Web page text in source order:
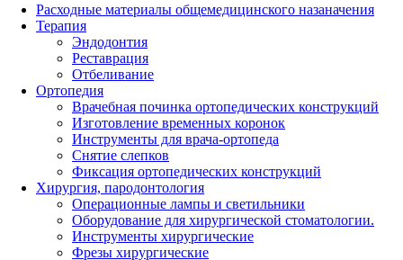
Расходные материалы общемедицинского назаначения
Терапия
Эндодонтия
Реставрация
Отбеливание
Ортопедия
Врачебная починка ортопедических конструкций
Изготовление временных коронок
Инструменты для врача-ортопеда
Снятие слепков
Фиксация ортопедических конструкций
Хирургия, пародонтология
Операционные лампы и светильники
Оборудование для хирургической стоматологии.
Инструменты хирургические
Фрезы хирургические